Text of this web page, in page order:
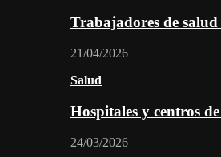
Trabajadores de
21/04/2026
Salud
Hospitales y centros
24/03/2026